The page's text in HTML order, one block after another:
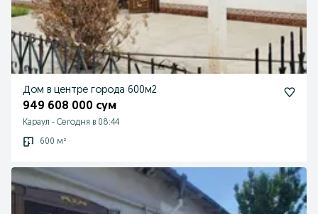
Дом в центре города 600м2
949 608 000 сум
Караул - Сегодня в 08:44
600 м²